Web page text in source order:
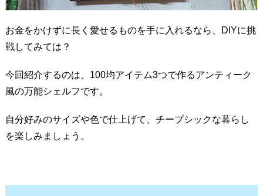
お金をかけずに長く愛せるものを手に入れるなら、DIYに挑
戦してみては？
今回紹介するのは、100均アイテム3つで作るアンティーク
風の万能シェルフです。
自分好みのサイズや色で仕上げて、チープシックな暮らし
を楽しみましょう。